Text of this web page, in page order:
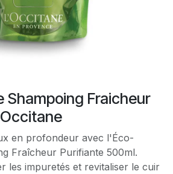
Shampoing Fraicheur
en profondeur avec l'Éco-
Fraîcheur Purifiante 500ml.
les impuretés et revitaliser le cuir